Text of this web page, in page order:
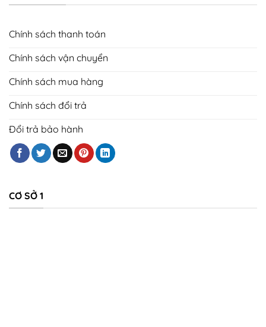
Chính sách thanh toán
Chính sách vận chuyển
Chính sách mua hàng
Chính sách đổi trả
Đổi trả bảo hành
CƠ SỞ 1